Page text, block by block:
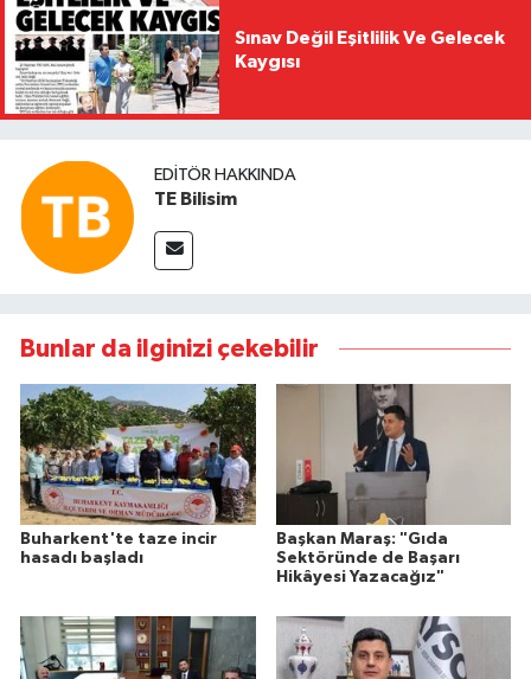
Sınav Değil Eşitlilik Ve Gelecek
Kaygısı
EDITÖR HAKKINDA
TE Bilisim
Bunlar da ilginizi çekebilir
Buharkent'te taze incir
hasadı başladı
Başkan Maraş: "Gıda
Sektöründe de Başarı
Hikâyesi Yazacağız"